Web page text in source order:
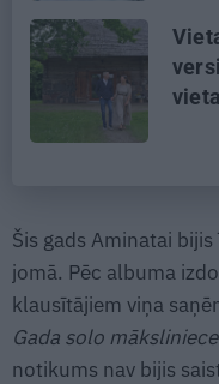
Šis gads Aminatai
jomā. Pēc albuma
klausītājiem viņa
Gada solo māksliniece
notikums nav bijis